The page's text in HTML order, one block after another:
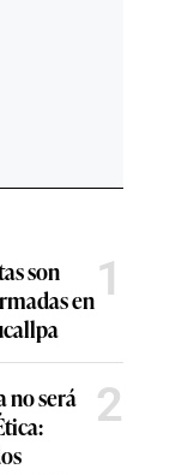
son
en1
no será
2